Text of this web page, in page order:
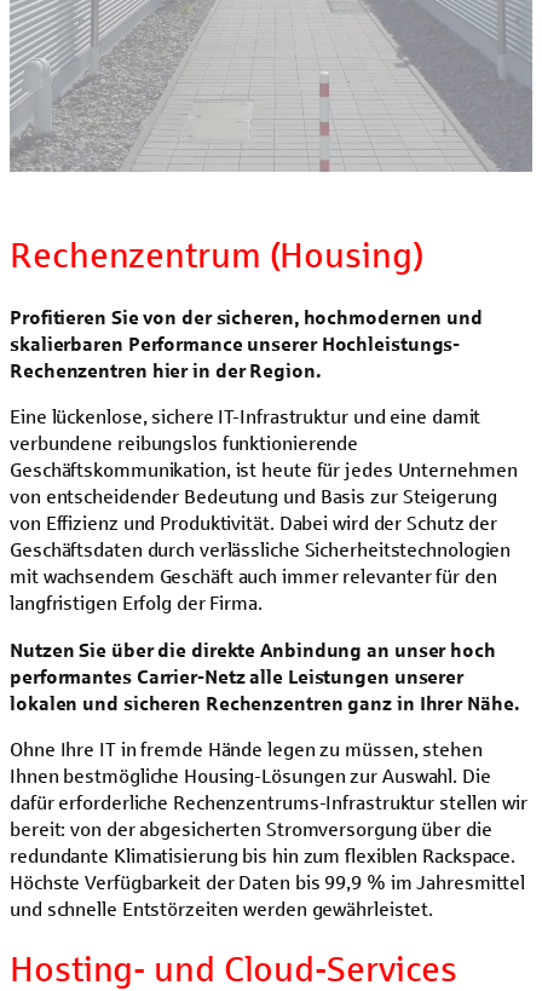
Rechenzentrum (Housing)
Profitieren Sie von der sicheren, hochmodernen und
skalierbaren Performance unserer Hochleistungs-
Rechenzentren hier in der Region.
Eine lückenlose, sichere IT-Infrastruktur und eine damit
verbundene reibungslos funktionierende
Geschäftskommunikation, ist heute für jedes Unternehmen
von entscheidender Bedeutung und Basis zur Steigerung
von Effizienz und Produktivität. Dabei wird der Schutz der
Geschäftsdaten durch verlässliche Sicherheitstechnologien
mit wachsendem Geschäft auch immer relevanter für den
langfristigen Erfolg der Firma.
Nutzen Sie über die direkte Anbindung an unser hoch
performantes Carrier-Netz alle Leistungen unserer
lokalen und sicheren Rechenzentren ganz in Ihrer Nähe.
Ohne Ihre IT in fremde Hände legen zu müssen, stehen
Ihnen bestmögliche Housing-Lösungen zur Auswahl. Die
dafür erforderliche Rechenzentrums-Infrastruktur stellen wir
bereit: von der abgesicherten Stromversorgung über die
redundante Klimatisierung bis hin zum flexiblen Rackspace.
Höchste Verfügbarkeit der Daten bis 99,9 % im Jahresmittel
und schnelle Entstörzeiten werden gewährleistet.
Hosting- und Cloud-Services